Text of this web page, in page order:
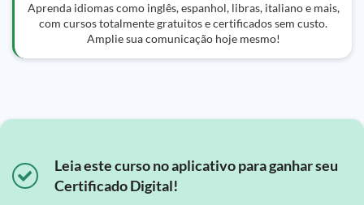
Aprenda idiomas como inglês, espanhol, libras, italiano e mais,
com cursos totalmente gratuitos e certificados sem custo.
Amplie sua comunicação hoje mesmo!
Leia este curso no aplicativo para ganhar seu
Certificado Digital!